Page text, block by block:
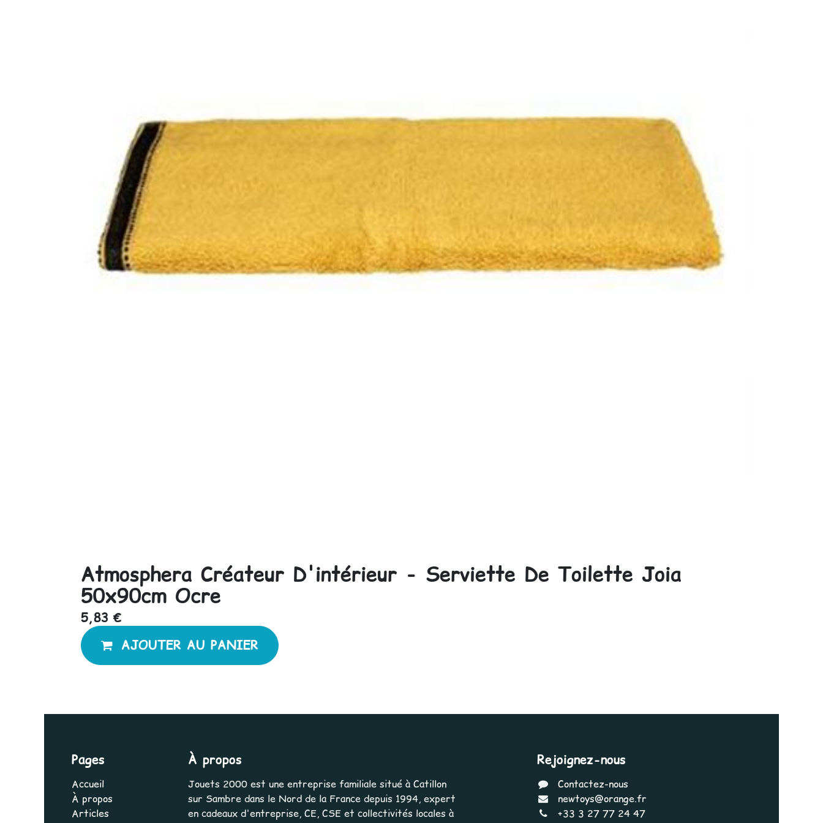
Atmosphera Créateur D'intérieur - Serviette De Toilette Joia
50x90cm Ocre
5,83 €
AJOUTER AU PANIER
Pages
Accueil
À propos
Articles
À propos
Jouets 2000 est une entreprise familiale situé à Catillon
sur Sambre dans le Nord de la France depuis 1994, expert
en cadeaux d'entreprise, CE, CSE et collectivités locales à
Rejoignez-nous
Contactez-nous
newtoys@orange.fr
+33 3 27 77 24 47